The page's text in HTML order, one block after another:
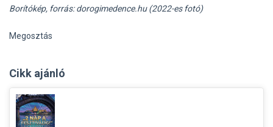
Borítókép, forrás: dorogimedence.hu (2022-es fotó)
Megosztás
Cikk ajánló